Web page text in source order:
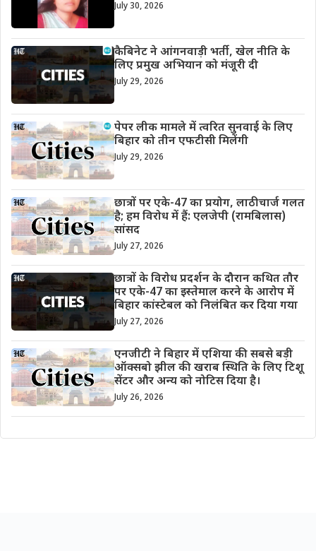
July 30, 2026
कैबिनेट ने आंगनवाड़ी भर्ती, खेल नीति के
लिए प्रमुख अभियान को मंजूरी दी
July 29, 2026
पेपर लीक मामले में त्वरित सुनवाई के लिए
बिहार को तीन एफटीसी मिलेंगी
July 29, 2026
छात्रों पर एके-47 का प्रयोग, लाठीचार्ज गलत
है; हम विरोध में हैं: एलजेपी (रामबिलास)
सांसद
July 27, 2026
छात्रों के विरोध प्रदर्शन के दौरान कथित तौर
पर एके-47 का इस्तेमाल करने के आरोप में
बिहार कांस्टेबल को निलंबित कर दिया गया
July 27, 2026
एनजीटी ने बिहार में एशिया की सबसे बड़ी
ऑक्सबो झील की खराब स्थिति के लिए टिशू
सेंटर और अन्य को नोटिस दिया है।
July 26, 2026